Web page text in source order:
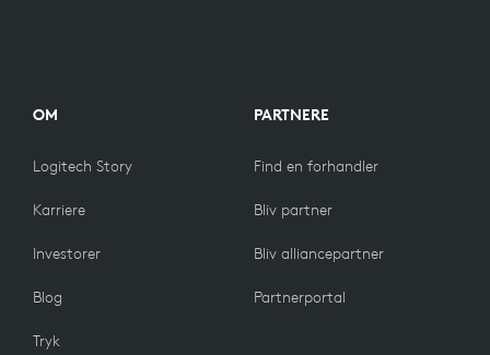
OM
Logitech Story
Karriere
Investorer
Blog
Tryk
PARTNERE
Find en forhandler
Bliv partner
Bliv alliancepartner
Partnerportal